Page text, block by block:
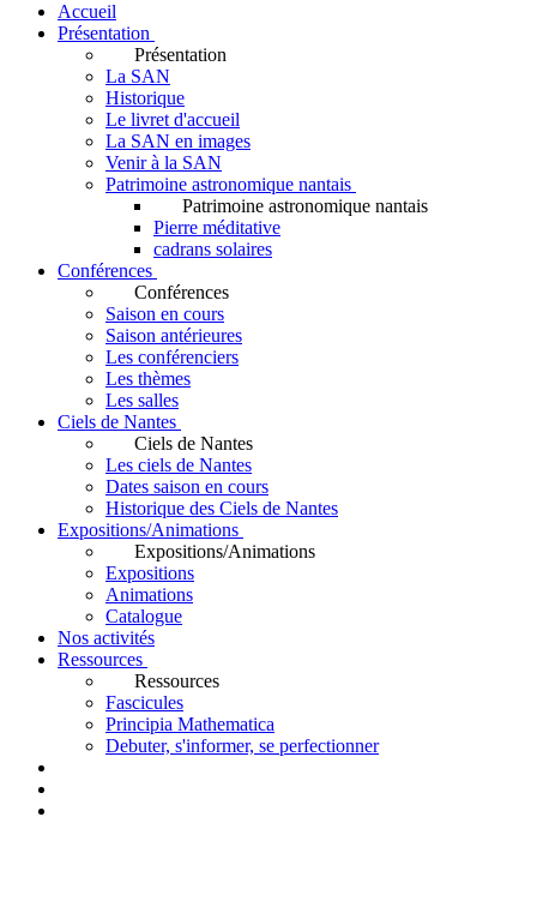
Accueil
Présentation
Présentation
La SAN
Historique
Le livret d'accueil
La SAN en images
Venir à la SAN
Patrimoine astronomique nantais
Patrimoine astronomique nantais
Pierre méditative
cadrans solaires
Conférences
Conférences
Saison en cours
Saison antérieures
Les conférenciers
Les thèmes
Les salles
Ciels de Nantes
Ciels de Nantes
Les ciels de Nantes
Dates saison en cours
Historique des Ciels de Nantes
Expositions/Animations
Expositions/Animations
Expositions
Animations
Catalogue
Nos activités
Ressources
Ressources
Fascicules
Principia Mathematica
Debuter, s'informer, se perfectionner